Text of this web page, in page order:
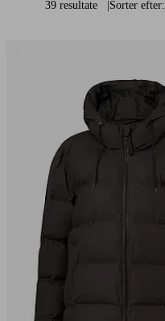
39 resultate Sorter efter:
favoritter